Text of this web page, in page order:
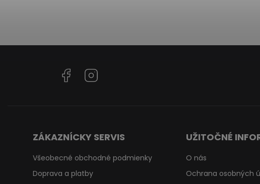
Facebook
ZÁKAZNÍCKY SERVIS
Všeobecné obchodné podmienky
Doprava a platby
UŽITOČNÉ
O nás
Ochrana osobných